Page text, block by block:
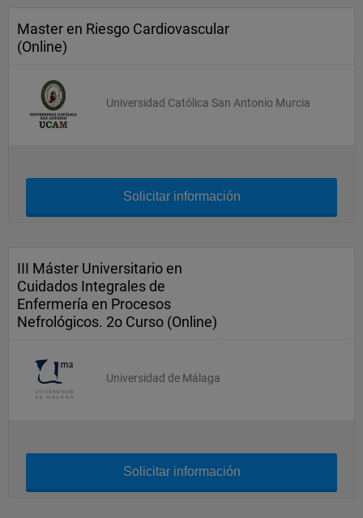
Master en Riesgo Cardiovascular
(Online)
Universidad Católica San Antonio Murcia
Solicitar información
III Máster Universitario en
Cuidados Integrales de
Enfermería en Procesos
Nefrológicos. 2o Curso (Online)
Universidad de Málaga
Solicitar información